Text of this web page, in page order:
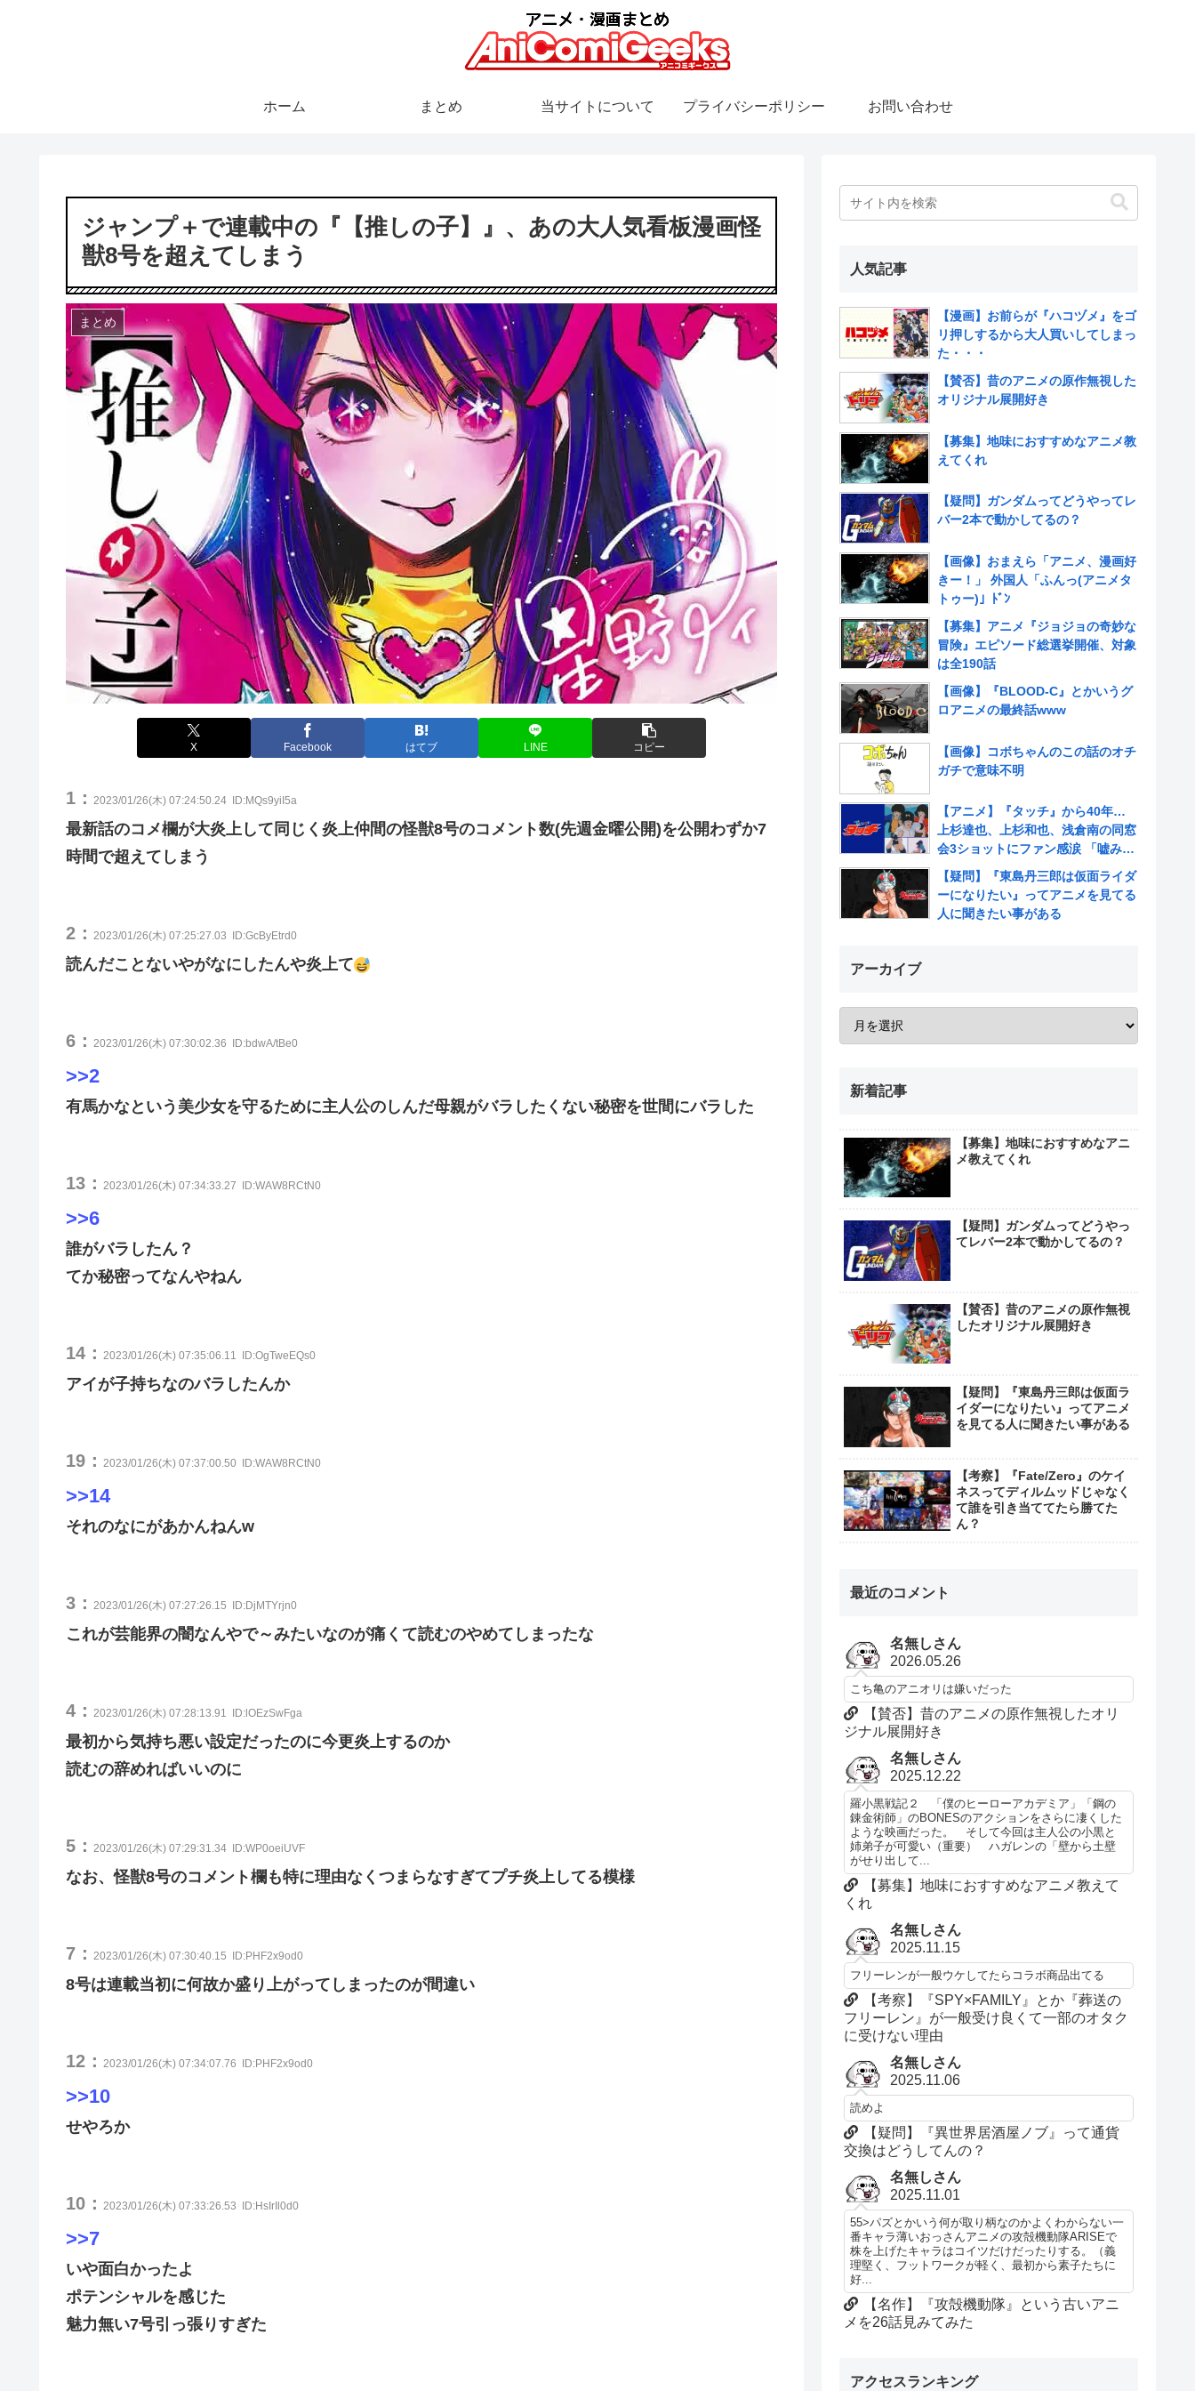
ホーム まとめ 当サイトについて プライバシーポリシー お問い合わせ
ジャンプ＋で連載中の『【推しの子】』、あの大人気看板漫画怪
獣8号を超えてしまう
まとめ
X Facebook はてブ LINE コピー
1： 2023/01/26(木) 07:24:50.24 ID:MQs9yiI5a
最新話のコメ欄が大炎上して同じく炎上仲間の怪獣8号のコメント数(先週金曜公開)を公開わずか7
時間で超えてしまう
2： 2023/01/26(木) 07:25:27.03 ID:GcByEtrd0
読んだことないやがなにしたんや炎上て
6： 2023/01/26(木) 07:30:02.36 ID:bdwA/tBe0
>>2
有馬かなという美少女を守るために主人公のしんだ母親がバラしたくない秘密を世間にバラした
13： 2023/01/26(木) 07:34:33.27 ID:WAW8RCtN0
>>6
誰がバラしたん？
てか秘密ってなんやねん
14： 2023/01/26(木) 07:35:06.11 ID:OgTweEQs0
アイが子持ちなのバラしたんか
19： 2023/01/26(木) 07:37:00.50 ID:WAW8RCtN0
>>14
それのなにがあかんねんw
3： 2023/01/26(木) 07:27:26.15 ID:DjMTYrjn0
これが芸能界の闇なんやで～みたいなのが痛くて読むのやめてしまったな
4： 2023/01/26(木) 07:28:13.91 ID:lOEzSwFga
最初から気持ち悪い設定だったのに今更炎上するのか
読むの辞めればいいのに
5： 2023/01/26(木) 07:29:31.34 ID:WP0oeiUVF
なお、怪獣8号のコメント欄も特に理由なくつまらなすぎてプチ炎上してる模様
7： 2023/01/26(木) 07:30:40.15 ID:PHF2x9od0
8号は連載当初に何故か盛り上がってしまったのが間違い
12： 2023/01/26(木) 07:34:07.76 ID:PHF2x9od0
>>10
せやろか
10： 2023/01/26(木) 07:33:26.53 ID:HsIrIl0d0
>>7
いや面白かったよ
ポテンシャルを感じた
魅力無い7号引っ張りすぎた
人気記事
【漫画】お前らが『ハコヅメ』をゴ
リ押しするから大人買いしてしまっ
た・・・
【賛否】昔のアニメの原作無視した
オリジナル展開好き
【募集】地味におすすめなアニメ教
えてくれ
【疑問】ガンダムってどうやってレ
バー2本で動かしてるの？
【画像】おまえら「アニメ、漫画好
きー！」 外国人「ふんっ(アニメタ
トゥー)」ﾄﾞﾝ
【募集】アニメ『ジョジョの奇妙な
冒険』エピソード総選挙開催、対象
は全190話
【画像】『BLOOD-C』とかいうグ
ロアニメの最終話www
【画像】コボちゃんのこの話のオチ
ガチで意味不明
【アニメ】『タッチ』から40年…
上杉達也、上杉和也、浅倉南の同窓
会3ショットにファン感涙 「嘘みた
いだろ…また三人揃ってるんだぜ」
【疑問】『東島丹三郎は仮面ライダ
ーになりたい』ってアニメを見てる
人に聞きたい事がある
アーカイブ
新着記事
【募集】地味におすすめなアニ
メ教えてくれ
【疑問】ガンダムってどうやっ
てレバー2本で動かしてるの？
【賛否】昔のアニメの原作無視
したオリジナル展開好き
【疑問】『東島丹三郎は仮面ラ
イダーになりたい』ってアニメ
を見てる人に聞きたい事がある
【考察】『Fate/Zero』のケイ
ネスってディルムッドじゃなく
て誰を引き当ててたら勝てた
ん？
最近のコメント
名無しさん
2026.05.26
こち亀のアニオリは嫌いだった
【賛否】昔のアニメの原作無視したオリ
ジナル展開好き
名無しさん
2025.12.22
羅小黒戦記２ 「僕のヒーローアカデミア」「鋼の
錬金術師」のBONESのアクションをさらに凄くした
ような映画だった。 そして今回は主人公の小黒と
姉弟子が可愛い（重要） ハガレンの「壁から土壁
がせり出して...
【募集】地味におすすめなアニメ教えて
くれ
名無しさん
2025.11.15
フリーレンが一般ウケしてたらコラボ商品出てる
【考察】『SPY×FAMILY』とか『葬送の
フリーレン』が一般受け良くて一部のオタク
に受けない理由
名無しさん
2025.11.06
読めよ
【疑問】『異世界居酒屋ノブ』って通貨
交換はどうしてんの？
名無しさん
2025.11.01
55>パズとかいう何が取り柄なのかよくわからない一
番キャラ薄いおっさんアニメの攻殻機動隊ARISEで
株を上げたキャラはコイツだけだったりする。（義
理堅く、フットワークが軽く、最初から素子たちに
好...
【名作】『攻殻機動隊』という古いアニ
メを26話見みてみた
アクセスランキング